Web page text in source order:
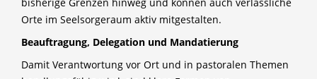
Orte im Seelsorgeraum aktiv mitgestalten.
Beauftragung, Delegation und Mandatierung
Damit Verantwortung vor Ort und in pastoralen Themen